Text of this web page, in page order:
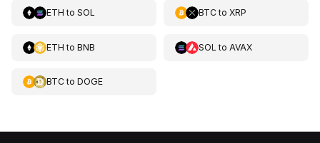
ETH to SOL BTCto XRP
ETH to BNB SOL to AVAX
BTCto DOGE